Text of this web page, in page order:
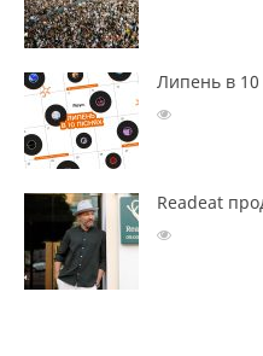
Липень в 10
Readeat